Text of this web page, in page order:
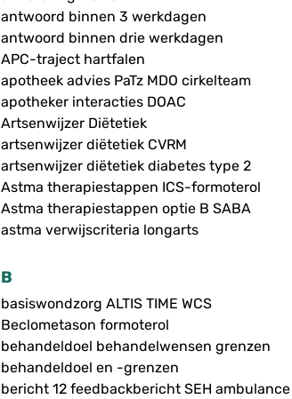
antwoord binnen 3 werkdagen
antwoord binnen drie werkdagen
APC-traject hartfalen
apotheek advies PaTz MDO cirkelteam
apotheker interacties DOAC
Artsenwijzer Diëtetiek
artsenwijzer diëtetiek CVRM
artsenwijzer diëtetiek diabetes type 2
Astma therapiestappen ICS-formoterol
Astma therapiestappen optie B SABA
astma verwijscriteria longarts
B
basiswondzorg ALTIS TIME WCS
Beclometason formoterol
behandeldoel behandelwensen grenzen
behandeldoel en -grenzen
bericht 12 feedbackbericht SEH ambulance